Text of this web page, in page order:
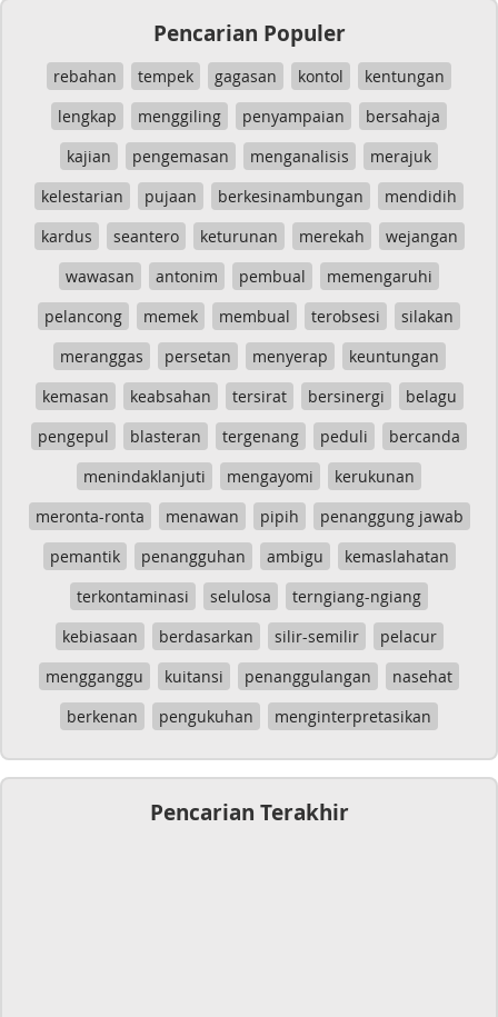
Pencarian Populer
rebahan tempek gagasan kontol
kentungan
lengkap
menggiling penyampaian
bersahaja
kajian
pengemasan menganalisis
merajuk
kelestarian
pujaan berkesinambungan
mendidih
kardus
seantero keturunan merekah
wejangan
wawasan
antonim pembual
memengaruhi
pelancong
memek membual terobsesi
silakan
meranggas
persetan menyerap
keuntungan
kemasan
keabsahan tersirat bersinergi
belagu
pengepul
blasteran tergenang peduli
bercanda
menindaklanjuti
mengayomi
kerukunan
meronta-ronta
menawan pipih
penanggung jawab
pemantik
penangguhan ambigu
kemaslahatan
terkontaminasi
selulosa
terngiang-ngiang
kebiasaan
berdasarkan silir-semilir
pelacur
mengganggu
kuitansi penanggulangan
nasehat
berkenan
pengukuhan menginterpretasikan
Pencarian Terakhir